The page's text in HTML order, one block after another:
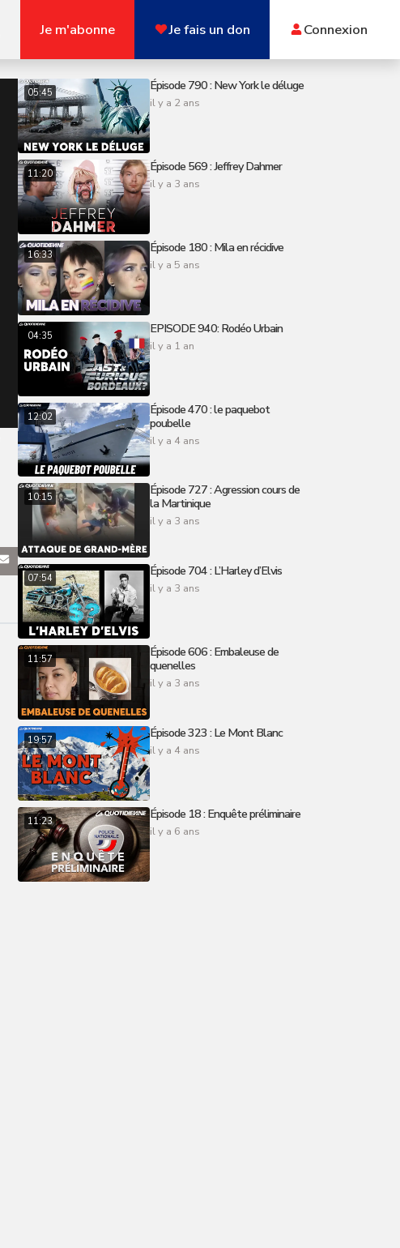
Je m'abonne Je fais un don Connexion
05:45 Épisode 790 : New York le déluge
il y a 2 ans
11:20 Épisode 569 : Jeffrey Dahmer
il y a 3 ans
16:33 Épisode 180 : Mila en récidive
il y a 5 ans
04:35 EPISODE 940: Rodéo Urbain
il y a 1 an
12:02
Épisode 470 : le paquebot
poubelle
il y a 4 ans
10:15
Épisode 727 : Agression cours de
la Martinique
il y a 3 ans
07:54 Épisode 704 : L’Harley d’Elvis
il y a 3 ans
11:57
Épisode 606 : Embaleuse de
quenelles
il y a 3 ans
19:57 Épisode 323 : Le Mont Blanc
il y a 4 ans
11:23 Épisode 18 : Enquête préliminaire
il y a 6 ans